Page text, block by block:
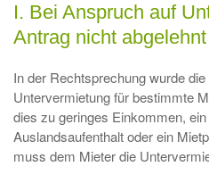
I. Bei Anspruch auf
Antrag nicht
In der Rechtsprechung wurde
Untervermietung für bestimmte
dies zu geringes Einkommen,
Auslandsaufenthalt oder ein
muss dem Mieter die